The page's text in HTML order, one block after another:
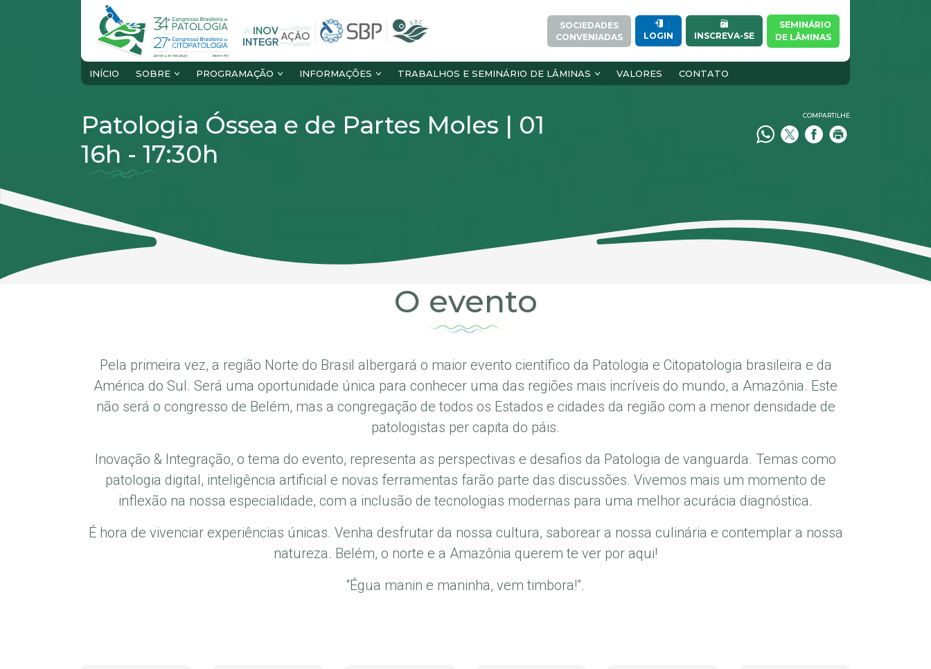
Patologia Óssea e de Partes Moles | 01
16h - 17:30h
COMPARTILHE
SOCIEDADES
CONVENIADAS
LOGIN INSCREVA-SE
SEMINÁRIO
DE LÂMINAS
INÍCIO SOBRE PROGRAMAÇÃO INFORMAÇÕES TRABALHOS E SEMINÁRIO DE LÂMINAS VALORES CONTATO
O evento
Pela primeira vez, a região Norte do Brasil albergará o maior evento científico da Patologia e Citopatologia brasileira e da
América do Sul. Será uma oportunidade única para conhecer uma das regiões mais incríveis do mundo, a Amazônia. Este
não será o congresso de Belém, mas a congregação de todos os Estados e cidades da região com a menor densidade de
patologistas per capita do páis.
Inovação & Integração, o tema do evento, representa as perspectivas e desafios da Patologia de vanguarda. Temas como
patologia digital, inteligência artificial e novas ferramentas farão parte das discussões. Vivemos mais um momento de
inflexão na nossa especialidade, com a inclusão de tecnologias modernas para uma melhor acurácia diagnóstica.
É hora de vivenciar experiências únicas. Venha desfrutar da nossa cultura, saborear a nossa culinária e contemplar a nossa
natureza. Belém, o norte e a Amazônia querem te ver por aqui!
“Égua manin e maninha, vem timbora!”.